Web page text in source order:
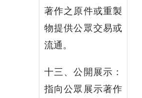
著作之原件或重製
物提供公眾交易或
流通。
十三、公開展示：
指向公眾展示著作